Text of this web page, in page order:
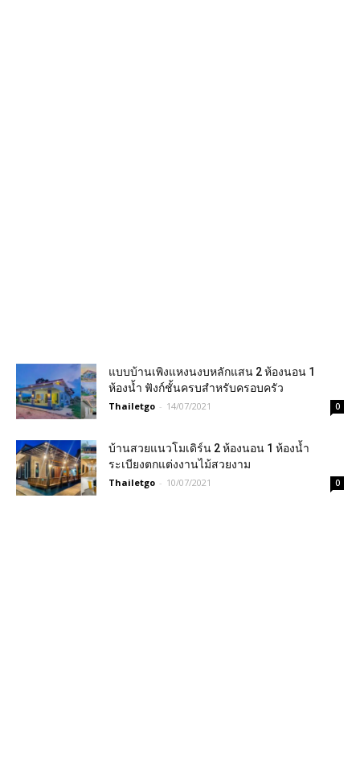
แบบบ้านเพิงแหงนงบหลักแสน 2 ห้องนอน 1
ห้องน้ำ ฟังก์ชั้นครบสำหรับครอบครัว
Thailetgo - 14/07/2021 0
บ้านสวยแนวโมเดิร์น 2 ห้องนอน 1 ห้องน้ำ
ระเบียงตกแต่งงานไม้สวยงาม
Thailetgo - 10/07/2021 0